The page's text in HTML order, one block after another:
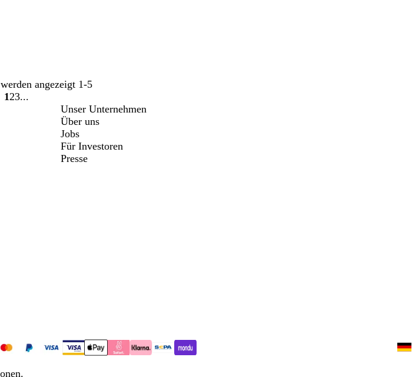
angezeigt 1-5
Gehe
1 Gehe
2 Gehe
3
Unser Unternehmen
Über uns
Jobs
Für Investoren
Presse